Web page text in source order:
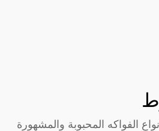
الفواكه المحبوبة والمشهورة